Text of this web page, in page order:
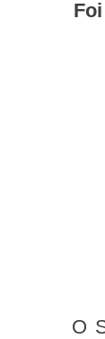
Foi publicada no DOU de hoje (13), a Portaria SCTIE n. 4 que institui Grupo de Trabalho para definição de diretrizes
O SECRETÁRIO DE CIÊNCIA, TECNOLOGIA E INSUMOS ESTRATÉGICOS DO MINISTÉRIO DA SAÚDE, no uso das